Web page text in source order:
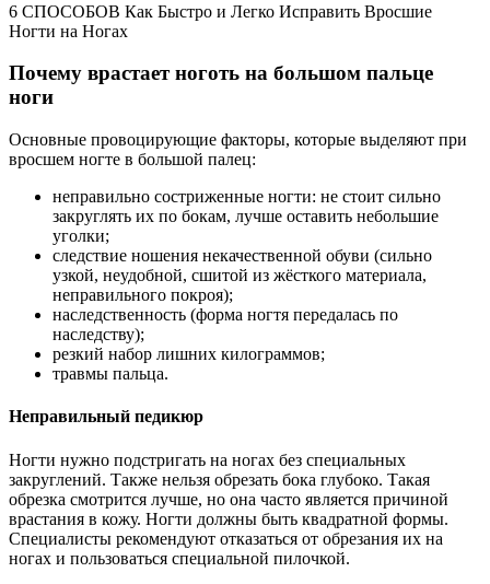
6 СПОСОБОВ Как Быстро и Легко Исправить Вросшие
Ногти на Ногах
Почему врастает ноготь на большом пальце
ноги
Основные провоцирующие факторы, которые выделяют при
вросшем ногте в большой палец:
неправильно состриженные ногти: не стоит сильно
закруглять их по бокам, лучше оставить небольшие
уголки;
следствие ношения некачественной обуви (сильно
узкой, неудобной, сшитой из жёсткого материала,
неправильного покроя);
наследственность (форма ногтя передалась по
наследству);
резкий набор лишних килограммов;
травмы пальца.
Неправильный педикюр
Ногти нужно подстригать на ногах без специальных
закруглений. Также нельзя обрезать бока глубоко. Такая
обрезка смотрится лучше, но она часто является причиной
врастания в кожу. Ногти должны быть квадратной формы.
Специалисты рекомендуют отказаться от обрезания их на
ногах и пользоваться специальной пилочкой.